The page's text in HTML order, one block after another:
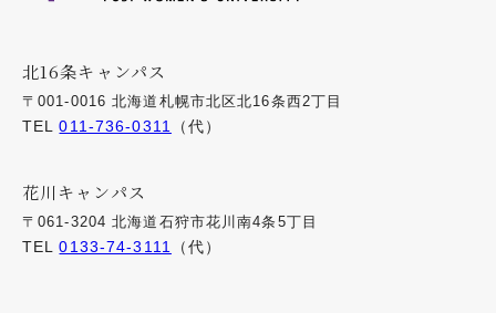
北16条キャンパス
〒001-0016 北海道札幌市北区北16条西2丁目
TEL011-736-0311 （代）
花川キャンパス
〒061-3204 北海道石狩市花川南4条5丁目
TEL0133-74-3111 （代）